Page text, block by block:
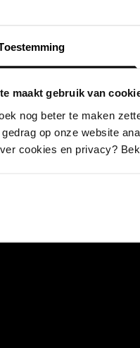
maakt gebruik van
nog beter te maken
gedrag op onze website
cookies en privacy?